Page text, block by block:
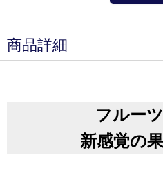
商品詳細
フルー
新感覚の